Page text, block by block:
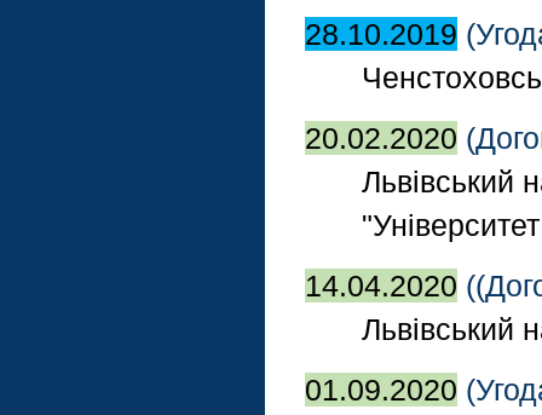
28.10.2019
20.02.2020
Львівський
14.04.2020
Львівський
01.09.2020